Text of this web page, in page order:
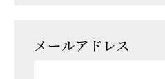
メールアドレス